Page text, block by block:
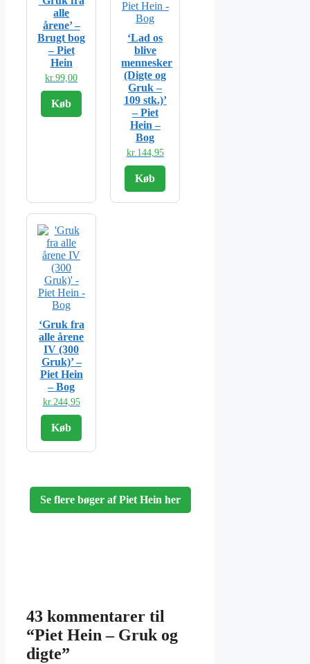
alle
årene’ –
Brugt bog
– Piet
Hein
kr.99,00
Køb
‘Lad os
blive
mennesker
(Digte og
Gruk –
109 stk.)’
– Piet
Hein –
Bog
kr.144,95
Køb
‘Gruk fra
alle årene
IV (300
Gruk)’ –
Piet Hein
– Bog
kr.244,95
Køb
Se flere bøger af Piet Hein her
43 kommentarer til
“Piet Hein – Gruk og
digte”